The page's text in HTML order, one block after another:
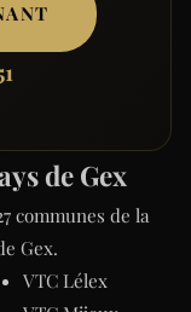
de Gex
communes de la
Gex.
VTC Lélex